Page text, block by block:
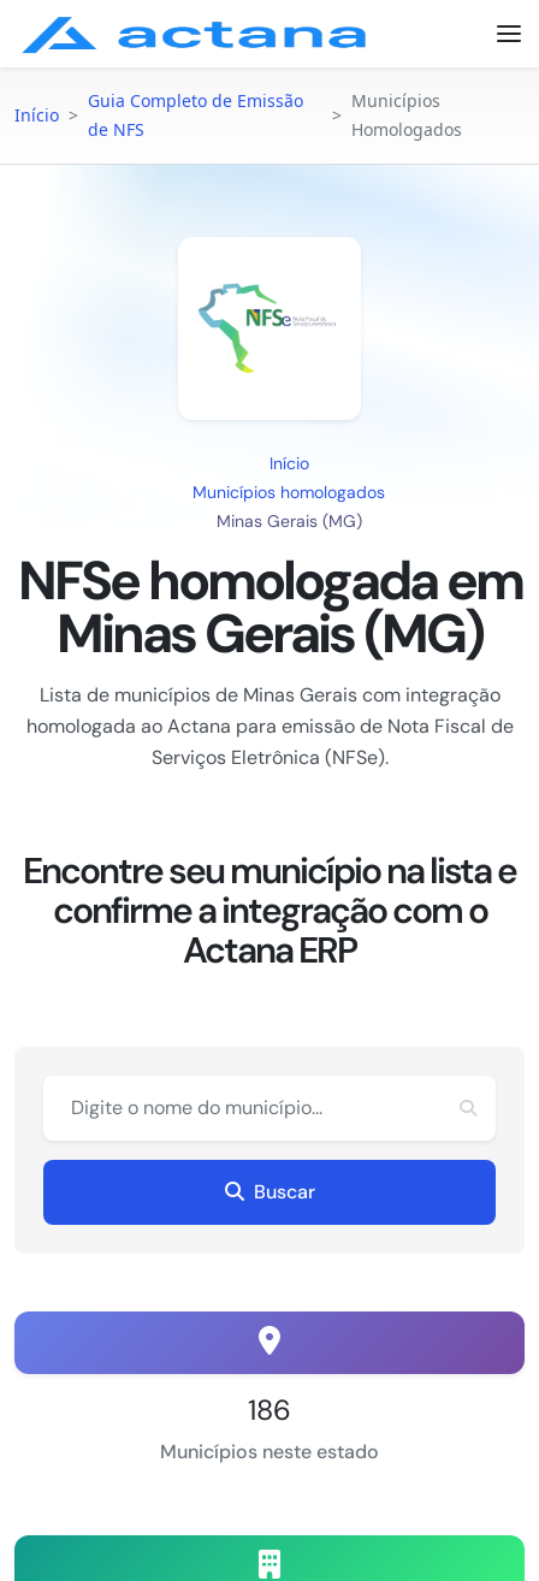
Início >
Guia Completo de Emissão
de NFS
>
Municípios
Homologados
Início
Municípios homologados
Minas Gerais (MG)
NFSe homologada em
Minas Gerais (MG)
Lista de municípios de Minas Gerais com integração
homologada ao Actana para emissão de Nota Fiscal de
Serviços Eletrônica (NFSe).
Encontre seu município na lista e
confirme a integração com o
Actana ERP
Buscar
186
Municípios neste estado